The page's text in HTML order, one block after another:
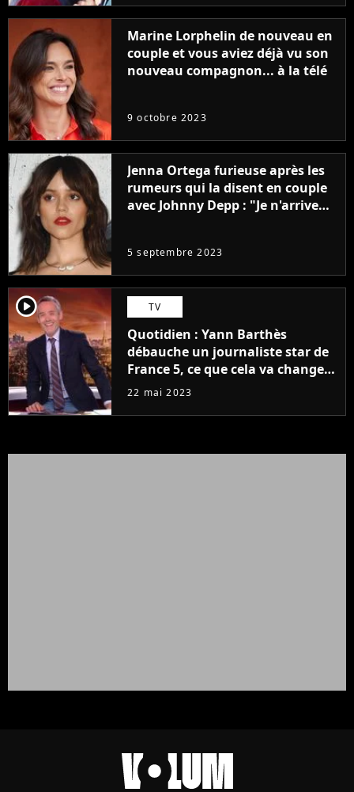
Marine Lorphelin de nouveau en
couple et vous aviez déjà vu son
nouveau compagnon... à la télé
9 octobre 2023
Jenna Ortega furieuse après les
rumeurs qui la disent en couple
avec Johnny Depp : "Je n'arrive
5 septembre 2023
player2 TV
Quotidien : Yann Barthès
débauche un journaliste star de
France 5, ce que cela va changer
à la rentrée
22 mai 2023